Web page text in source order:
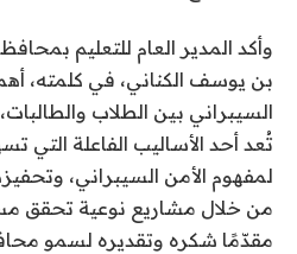
وأكد المدير العام للتعليم
بن يوسف الكناني، في كلمته،
السيبراني بين الطلاب
تُعد أحد الأساليب الفاعلة التي
لمفهوم الأمن السيبراني،
من خلال مشاريع نوعية تحقق
مقدّمًا شكره وتقديره لسمو